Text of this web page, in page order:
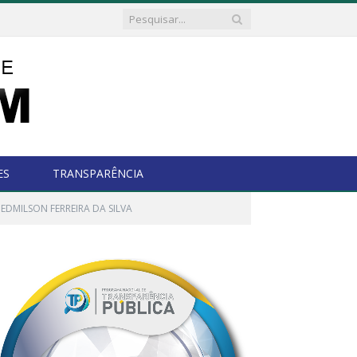
TRANSPARÊNCIA
FERREIRA DA SILVA